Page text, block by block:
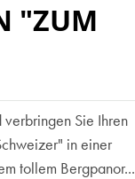
"ZUM
verbringen Sie Ihren
in einer
tollem Bergpanor...